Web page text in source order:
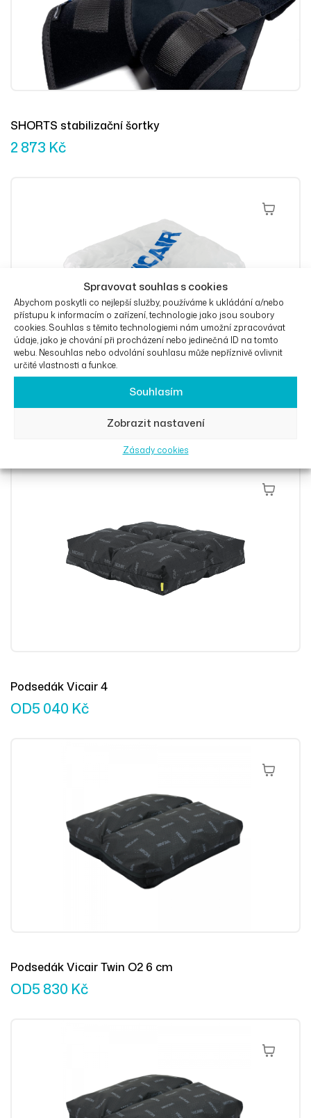
Spravovat souhlas s cookies
Abychom poskytli co nejlepší služby, používáme k ukládání a/nebo
přístupu k informacím o zařízení, technologie jako jsou soubory
cookies. Souhlas s těmito technologiemi nám umožní zpracovávat
údaje, jako je chování při procházení nebo jedinečná ID na tomto
webu. Nesouhlas nebo odvolání souhlasu může nepříznivě ovlivnit
určité vlastnosti a funkce.
Souhlasím
Zobrazit nastavení
Zásady cookies
SHORTS stabilizační šortky
2 873 Kč
Přidat Do
Podsedák Vicair Liberty Profile
Výběr
Podsedák Vicair 4
OD5 040 Kč
Výběr
Podsedák Vicair Twin O2 6 cm
OD5 830 Kč
Výběr